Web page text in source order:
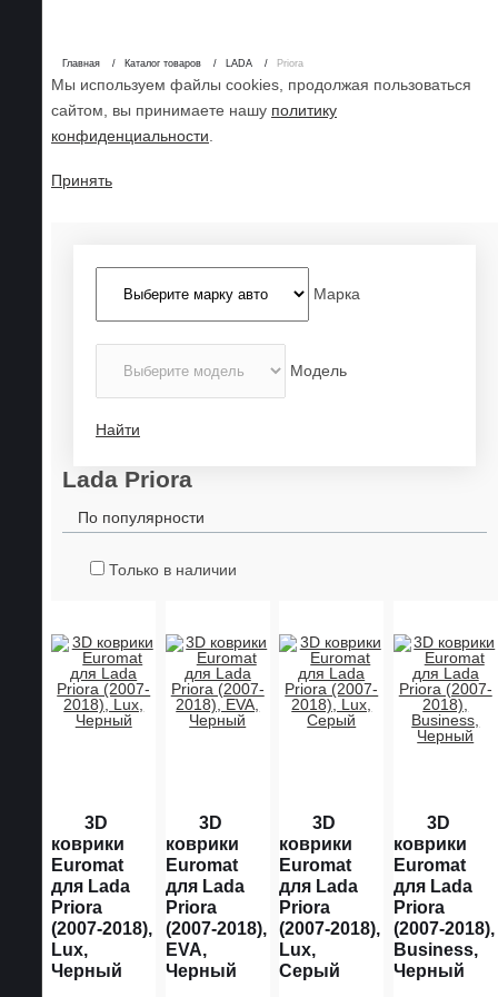
Главная Каталог товаров LADA Priora
Мы используем файлы cookies, продолжая пользоваться
сайтом, вы принимаете нашу политику
конфиденциальности
Принять
Марка
Модель
Найти
Lada Priora
По популярности
Только в наличии
3D
коврики
Euromat
для Lada
Priora
(2007-2018),
Lux,
Черный
3D
коврики
Euromat
для Lada
Priora
(2007-2018),
EVA,
Черный
3D
коврики
Euromat
для Lada
Priora
(2007-2018),
Lux,
Серый
3D
коврики
Euromat
для Lada
Priora
(2007-2018),
Business,
Черный